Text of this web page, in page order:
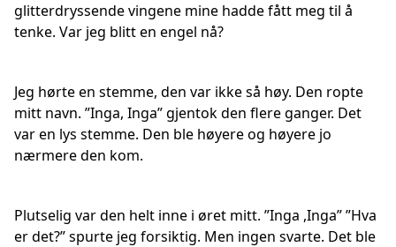
glitterdryssende vingene mine hadde fått meg til å
tenke. Var jeg blitt en engel nå?
Jeg hørte en stemme, den var ikke så høy. Den ropte
mitt navn. ”Inga, Inga” gjentok den flere ganger. Det
var en lys stemme. Den ble høyere og høyere jo
nærmere den kom.
Plutselig var den helt inne i øret mitt. ”Inga ,Inga” ”Hva
er det?” spurte jeg forsiktig. Men ingen svarte. Det ble